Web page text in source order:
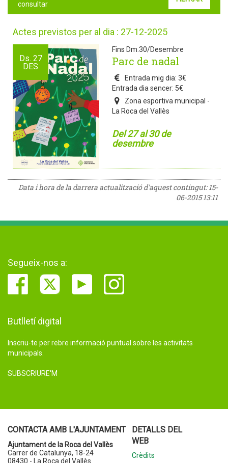
consultar
Actes previstos per al dia : 27-12-2025
Ds. 27
DES
Fins Dm.30/Desembre
Parc de nadal
Entrada mig dia: 3€
Entrada dia sencer: 5€
Zona esportiva municipal -
La Roca del Vallès
Del 27 al 30 de
desembre
Data i hora de la darrera actualització d'aquest contingut:15-
06-2015 13:11
Segueix-nos a:
Butlletí digital
Inscriu-te per rebre informació puntual sobre les activitats
municipals.
SUBSCRIURE'M
CONTACTA AMB L'AJUNTAMENT
Ajuntament de la Roca del Vallès
Carrer de Catalunya, 18-24
08430 - La Roca del Vallès
DETALLS DEL
WEB
Crèdits